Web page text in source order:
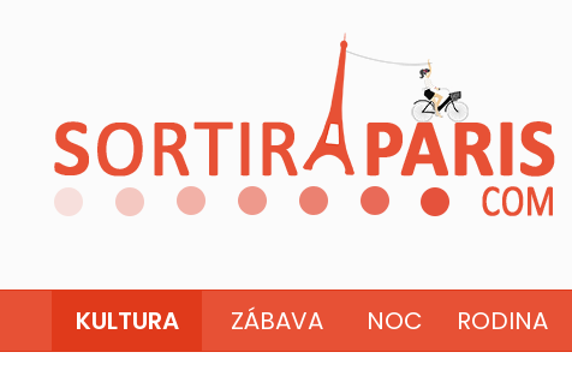
KULTURA ZÁBAVA NOC RODINA